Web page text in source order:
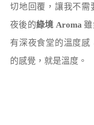
切地回覆，讓我不需
夜後的綠境 Aroma
有深夜食堂的溫度感
的感覺，就是溫度。